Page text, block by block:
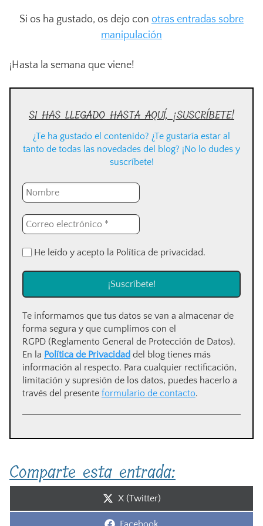
Si os ha gustado, os dejo con otras entradas sobre
manipulación
¡Hasta la semana que viene!
SI HAS LLEGADO HASTA AQUÍ, ¡SUSCRÍBETE!
¿Te ha gustado el contenido? ¿Te gustaría estar al
tanto de todas las novedades del blog? ¡No lo dudes y
suscríbete!
He leído y acepto la Política de privacidad.
Te informamos que tus datos se van a almacenar de
forma segura y que cumplimos con el
RGPD (Reglamento General de Protección de Datos).
En la Política de Privacidad del blog tienes más
información al respecto. Para cualquier rectificación,
limitación y supresión de los datos, puedes hacerlo a
través del presente formulario de contacto.
Comparte esta entrada:
Compartir
X (Twitter)